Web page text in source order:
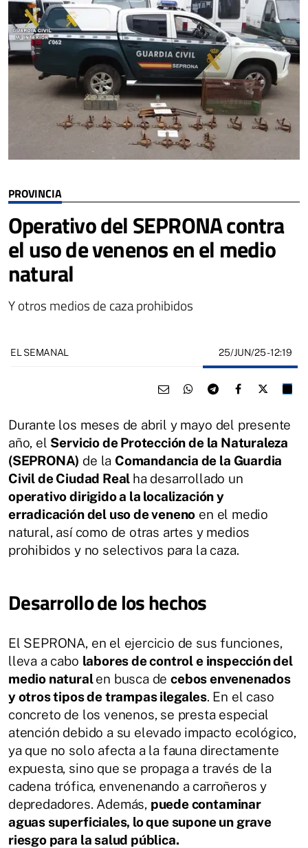
PROVINCIA
Operativo del SEPRONA contra
el uso de venenos en el medio
natural
Y otros medios de caza prohibidos
EL SEMANAL 25/JUN/25- 12:19
Durante los meses de abril y mayo del presente
año, el Servicio de Protección de la Naturaleza
(SEPRONA) de la Comandancia de la Guardia
Civil de Ciudad Real ha desarrollado un
operativo dirigido a la localización y
erradicación del uso de veneno en el medio
natural, así como de otras artes y medios
prohibidos y no selectivos para la caza.
Desarrollo de los hechos
El SEPRONA, en el ejercicio de sus funciones,
lleva a cabo labores de control e inspección del
medio naturalen busca decebos envenenados
y otros tipos de trampas ilegales. En el caso
concreto de los venenos, se presta especial
atención debido a su elevado impacto ecológico,
ya que no solo afecta a la fauna directamente
expuesta, sino que se propaga a través de la
cadena trófica, envenenando a carroñeros y
depredadores. Además, puede contaminar
aguas superficiales, lo que supone un grave
riesgo para la salud pública.